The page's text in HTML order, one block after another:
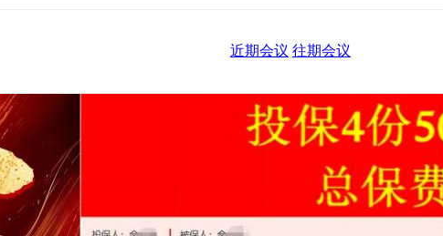
近期会议 往期会议